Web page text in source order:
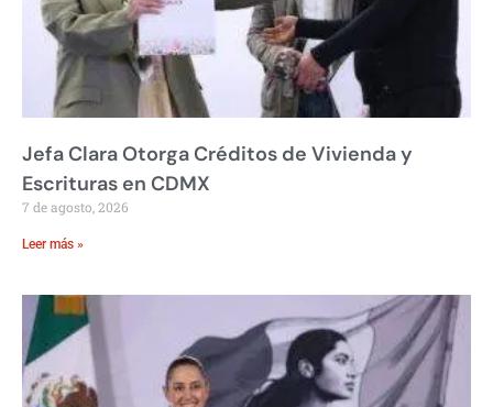
Jefa Clara Otorga Créditos de Vivienda y
Escrituras en CDMX
7 de agosto, 2026
Leer más »